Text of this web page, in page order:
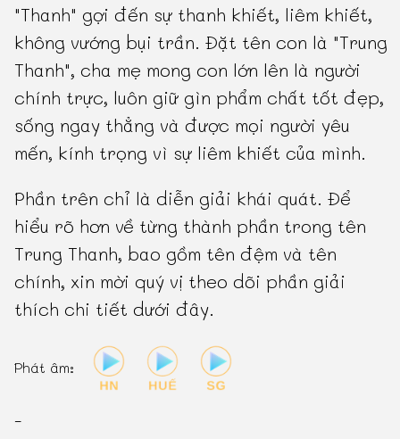
"Thanh" gợi đến sự thanh khiết, liêm khiết,
không vướng bụi trần. Đặt tên con là "Trung
Thanh", cha mẹ mong con lớn lên là người
chính trực, luôn giữ gìn phẩm chất tốt đẹp,
sống ngay thẳng và được mọi người yêu
mến, kính trọng vì sự liêm khiết của mình.
Phần trên chỉ là diễn giải khái quát. Để
hiểu rõ hơn về từng thành phần trong tên
Trung Thanh, bao gồm tên đệm và tên
chính, xin mời quý vị theo dõi phần giải
thích chi tiết dưới đây.
Phát âm:
-